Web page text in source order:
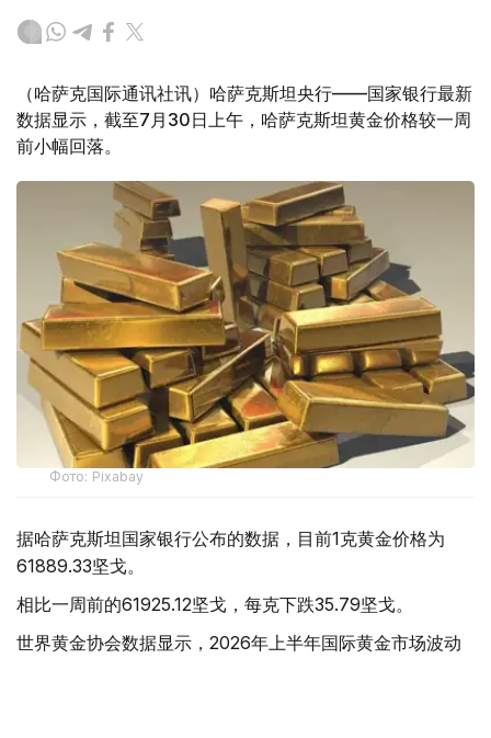
（哈萨克国际通讯社讯）哈萨克斯坦央行——国家银行最新
数据显示，截至7月30日上午，哈萨克斯坦黄金价格较一周
前小幅回落。
Фото: Pixabay
据哈萨克斯坦国家银行公布的数据，目前1克黄金价格为
61889.33坚戈。
相比一周前的61925.12坚戈，每克下跌35.79坚戈。
世界黄金协会数据显示，2026年上半年国际黄金市场波动